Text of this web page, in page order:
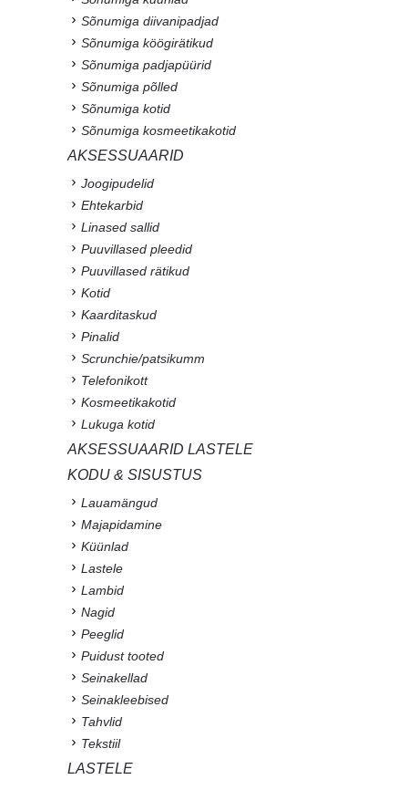
Sõnumiga diivanipadjad
Sõnumiga köögirätikud
Sõnumiga padjapüürid
Sõnumiga põlled
Sõnumiga kotid
Sõnumiga kosmeetikakotid
AKSESSUAARID
Joogipudelid
Ehtekarbid
Linased sallid
Puuvillased pleedid
Puuvillased rätikud
Kotid
Kaarditaskud
Pinalid
Scrunchie/patsikumm
Telefonikott
Kosmeetikakotid
Lukuga kotid
AKSESSUAARID LASTELE
KODU & SISUSTUS
Lauamängud
Majapidamine
Küünlad
Lastele
Lambid
Nagid
Peeglid
Puidust tooted
Seinakellad
Seinakleebised
Tahvlid
Tekstiil
LASTELE